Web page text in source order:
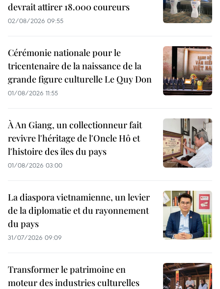
devrait attirer 18.000 coureurs
02/08/2026 09:55
Cérémonie nationale pour le
tricentenaire de la naissance de la
grande figure culturelle Le Quy Don
01/08/2026 11:55
À An Giang, un collectionneur fait
revivre l'héritage de l'Oncle Hô et
l'histoire des îles du pays
01/08/2026 03:00
La diaspora vietnamienne, un levier
de la diplomatie et du rayonnement
du pays
31/07/2026 09:09
Transformer le patrimoine en
moteur des industries culturelles